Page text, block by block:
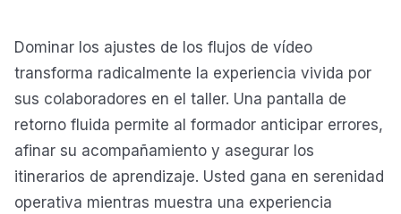
Dominar los ajustes de los flujos de vídeo
transforma radicalmente la experiencia vivida por
sus colaboradores en el taller. Una pantalla de
retorno fluida permite al formador anticipar errores,
afinar su acompañamiento y asegurar los
itinerarios de aprendizaje. Usted gana en serenidad
operativa mientras muestra una experiencia